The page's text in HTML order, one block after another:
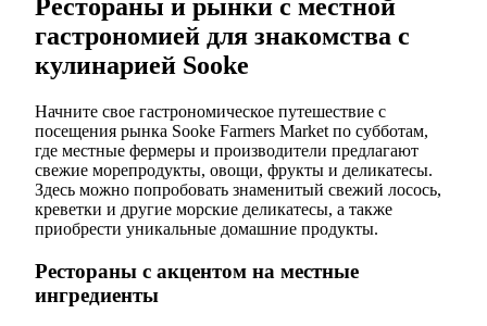
Рестораны и рынки с местной
гастрономией для знакомства с
кулинарией Sooke
Начните свое гастрономическое путешествие с
посещения рынка Sooke Farmers Market по субботам,
где местные фермеры и производители предлагают
свежие морепродукты, овощи, фрукты и деликатесы.
Здесь можно попробовать знаменитый свежий лосось,
креветки и другие морские деликатесы, а также
приобрести уникальные домашние продукты.
Рестораны с акцентом на местные
ингредиенты